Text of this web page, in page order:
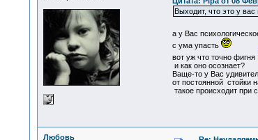
Выходит, что это у вас
а у Вас
с ума упасть
вот уж что точно фигня
и как оно осознает?
Ваще-то у Вас
от постоянной стойки
такое происходит при
Любовь